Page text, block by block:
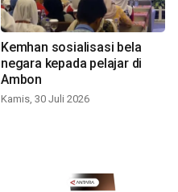
Kemhan sosialisasi bela
negara kepada pelajar di
Ambon
Kamis, 30 Juli 2026